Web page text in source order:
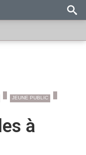
JEUNE PUBLIC
à